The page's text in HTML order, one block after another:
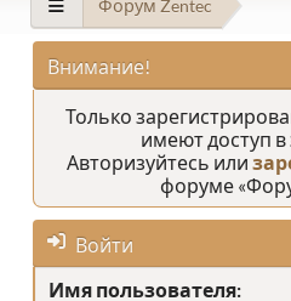
Форум Zentec
Внимание!
Только
имеют доступ в
Авторизуйтесь или
форуме
Войти
Имя пользователя: